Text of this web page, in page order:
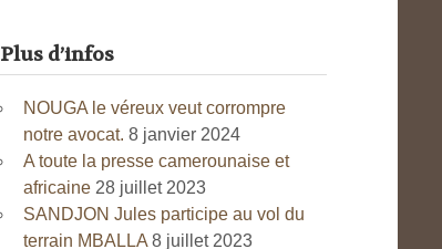
Plus d’infos
NOUGA le véreux veut corrompre
notre avocat. 8 janvier 2024
A toute la presse camerounaise et
africaine 28 juillet 2023
SANDJON Jules participe au vol du
terrain MBALLA 8 juillet 2023